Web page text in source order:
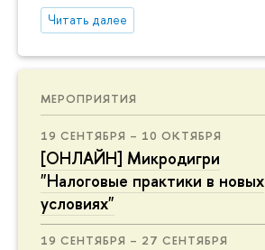
Читать далее
МЕРОПРИЯТИЯ
19 СЕНТЯБРЯ – 10 ОКТЯБРЯ
[ОНЛАЙН] Микродигри
"Налоговые практики в новых
условиях"
19 СЕНТЯБРЯ – 27 СЕНТЯБРЯ